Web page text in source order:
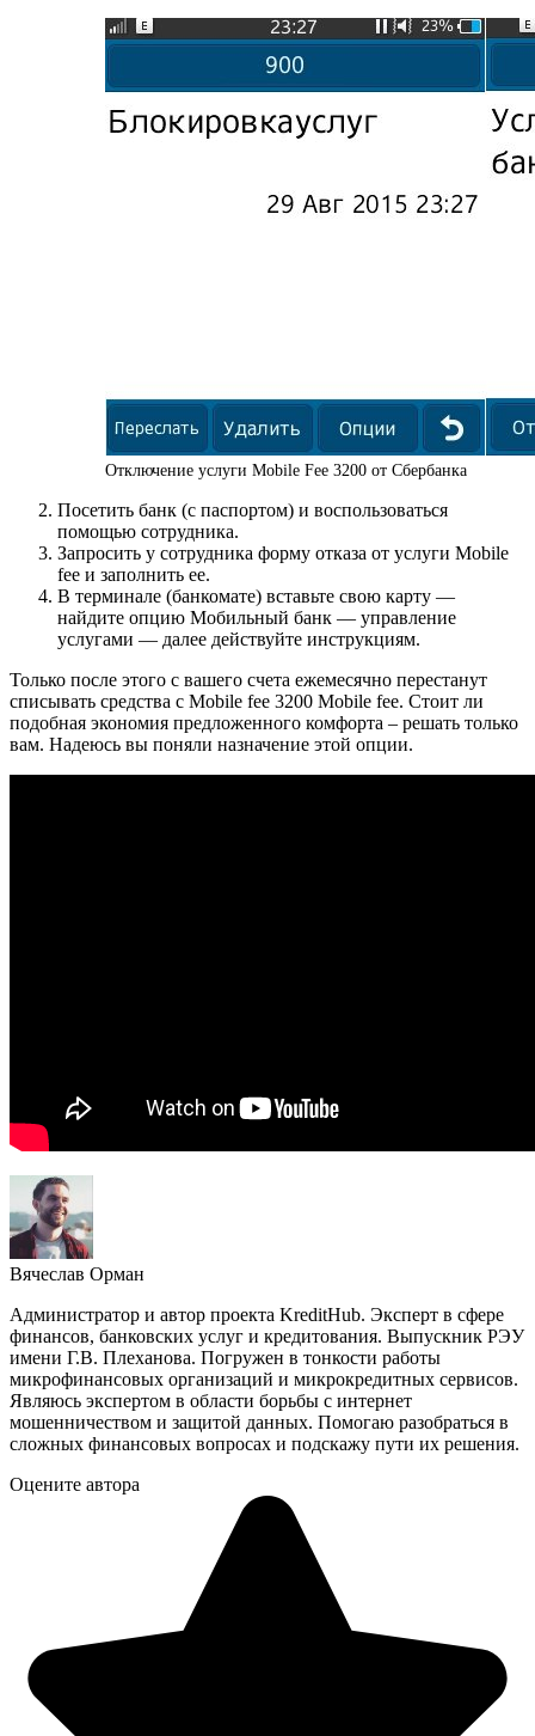
Отключение услуги Mobile Fee 3200 от Сбербанка
Посетить банк (с паспортом) и воспользоваться
помощью сотрудника.
Запросить у сотрудника форму отказа от услуги Mobile
fee и заполнить ее.
В терминале (банкомате) вставьте свою карту —
найдите опцию Мобильный банк — управление
услугами — далее действуйте инструкциям.
Только после этого с вашего счета ежемесячно перестанут
списывать средства с Mobile fee 3200 Mobile fee. Стоит ли
подобная экономия предложенного комфорта – решать только
вам. Надеюсь вы поняли назначение этой опции.
Вячеслав Орман
Администратор и автор проекта KreditHub. Эксперт в сфере
финансов, банковских услуг и кредитования. Выпускник РЭУ
имени Г.В. Плеханова. Погружен в тонкости работы
микрофинансовых организаций и микрокредитных сервисов.
Являюсь экспертом в области борьбы с интернет
мошенничеством и защитой данных. Помогаю разобраться в
сложных финансовых вопросах и подскажу пути их решения.
Оцените автора